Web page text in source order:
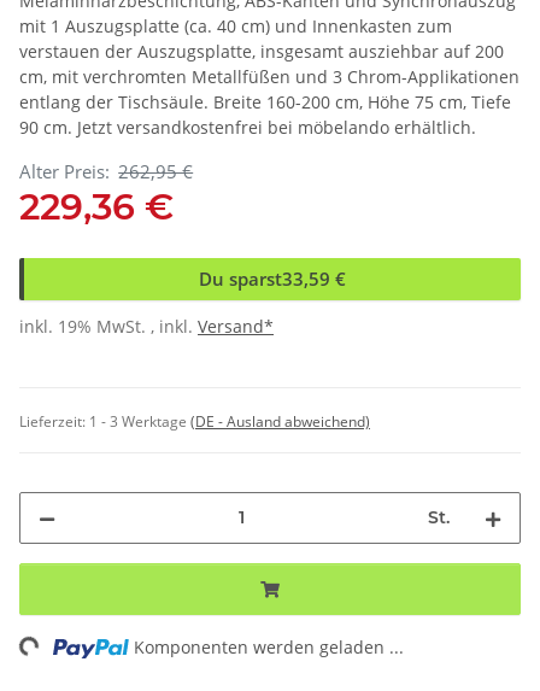
mit 1 Auszugsplatte (ca. 40 cm) und Innenkasten zum
verstauen der Auszugsplatte, insgesamt ausziehbar auf 200
cm, mit verchromten Metallfüßen und 3 Chrom-Applikationen
entlang der Tischsäule. Breite 160-200 cm, Höhe 75 cm, Tiefe
90 cm. Jetzt versandkostenfrei bei möbelando erhältlich.
Alter Preis: 262,95 €
229,36 €
Du sparst33,59 €
inkl. 19% MwSt. , inkl. Versand*
Lieferzeit: 1 - 3 Werktage (DE - Ausland abweichend)
St.
Loading... Komponenten werden geladen ...